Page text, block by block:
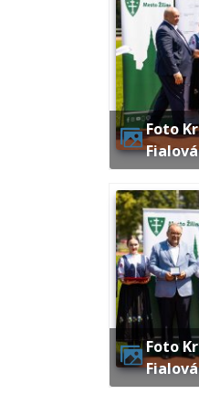
Foto Kristína
Fialová
Foto Kristína
Fialová